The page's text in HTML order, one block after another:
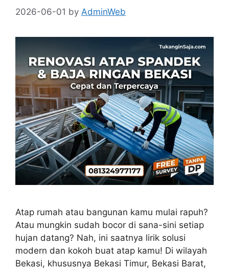
2026-06-01 by AdminWeb
Atap rumah atau bangunan kamu mulai rapuh?
Atau mungkin sudah bocor di sana-sini setiap
hujan datang? Nah, ini saatnya lirik solusi
modern dan kokoh buat atap kamu! Di wilayah
Bekasi, khususnya Bekasi Timur, Bekasi Barat,